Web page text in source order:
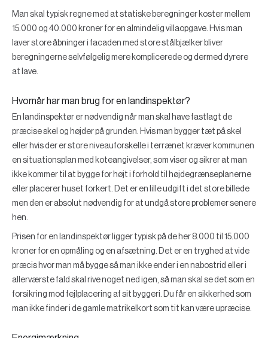
Man skal typisk regne med at statiske beregninger koster mellem
15.000 og 40.000 kroner for en almindelig villaopgave. Hvis man
laver store åbninger i facaden med store stålbjælker bliver
beregningerne selvfølgelig mere komplicerede og dermed dyrere
at lave.
Hvornår har man brug for en landinspektør?
En landinspektør er nødvendig når man skal have fastlagt de
præcise skel og højder på grunden. Hvis man bygger tæt på skel
eller hvis der er store niveauforskelle i terrænet kræver kommunen
en situationsplan med koteangivelser, som viser og sikrer at man
ikke kommer til at bygge for højt i forhold til højdegrænseplanerne
eller placerer huset forkert. Det er en lille udgift i det store billede
men den er absolut nødvendig for at undgå store problemer senere
hen.
Prisen for en landinspektør ligger typisk på de her 8.000 til 15.000
kroner for en opmåling og en afsætning. Det er en tryghed at vide
præcis hvor man må bygge så man ikke ender i en nabostrid eller i
allerværste fald skal rive noget ned igen, så man skal se det som en
forsikring mod fejlplacering af sit byggeri. Du får en sikkerhed som
man ikke finder i de gamle matrikelkort som tit kan være upræcise.